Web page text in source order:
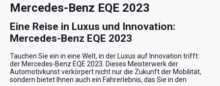
Mercedes-Benz EQE 2023
Eine Reise in Luxus und Innovation:
Mercedes-Benz EQE 2023
Tauchen Sie ein in eine Welt, in der Luxus auf Innovation trifft:
der Mercedes-Benz EQE 2023. Dieses Meisterwerk der
Automotivkunst verkörpert nicht nur die Zukunft der Mobilität,
sondern bietet Ihnen auch ein Fahrerlebnis, das Sie in den